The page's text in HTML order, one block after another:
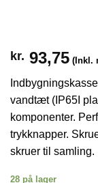
kr. 93,75 (Inkl.
vandtæt (IP65I
komponenter.
trykknapper.
skruer til samling.
28 på lager